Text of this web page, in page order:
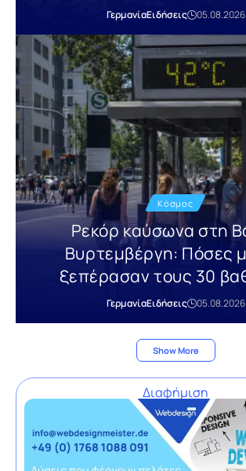
ΓερμανίαΕιδήσεις 05.08.2026
Κόσμος
Ρεκόρ καύσωνα στη
Βυρτεμβέργη: Πόσες
ξεπέρασαν τους 30
ΓερμανίαΕιδήσεις 05.08.2026
Show More
Διαφήμιση